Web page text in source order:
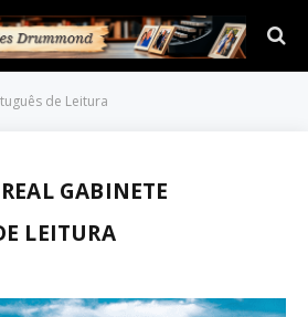
de Leitura
REAL GABINETE
LEITURA